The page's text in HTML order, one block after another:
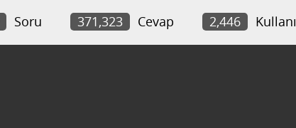
Soru 371,323 Cevap 2,446